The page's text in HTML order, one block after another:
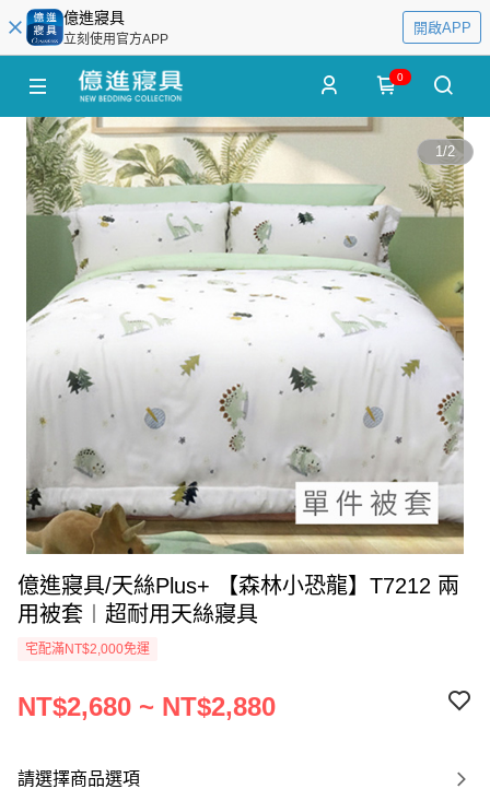
億進寢具
立刻使用官方APP
開啟APP
0
1/2
億進寢具/天絲Plus+ 【森林小恐龍】T7212 兩
用被套︱超耐用天絲寢具
宅配滿NT$2,000免運
NT$2,680 ~ NT$2,880
請選擇商品選項